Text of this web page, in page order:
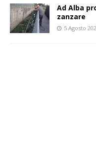
Ad Alba
zanzare
5 Agosto